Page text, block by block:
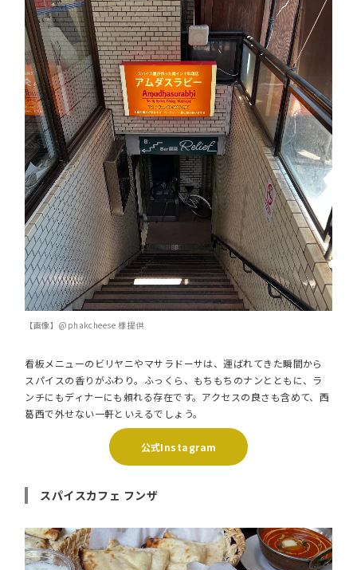
【画像】@phakcheese 様 提供
看板メニューのビリヤニやマサラドーサは、運ばれてきた瞬間から
スパイスの香りがふわり。ふっくら、もちもちのナンとともに、ラ
ンチにもディナーにも頼れる存在です。アクセスの良さも含めて、西
葛西で外せない一軒といえるでしょう。
公式Instagram
スパイスカフェ フンザ